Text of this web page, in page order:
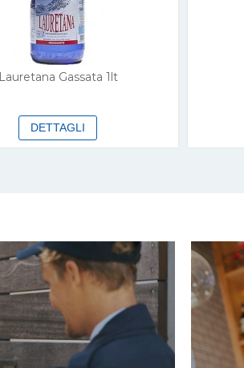
Lauretana Gassata 1lt
DETTAGLI